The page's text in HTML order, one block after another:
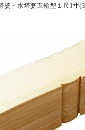
婆・水塔婆五輪型１尺1寸